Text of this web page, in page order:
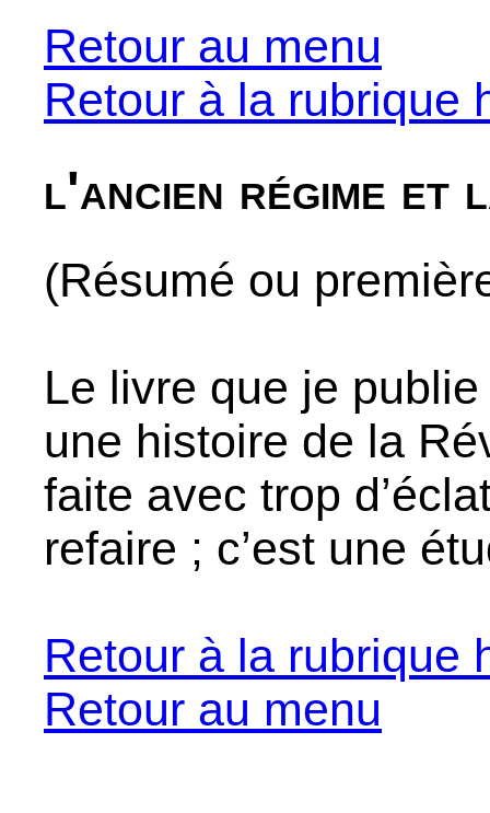
Retour au menu
Retour à la rubrique
l'ancien régime et
(Résumé ou
Le livre que je
une histoire de la
faite avec trop
refaire ; c’est une
Retour à la rubrique
Retour au menu